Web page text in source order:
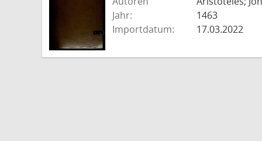
Jahr:
1463
Importdatum:
17.03.2022